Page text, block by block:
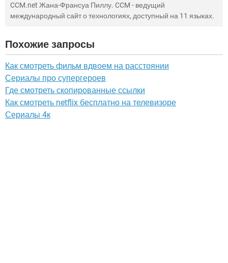
CCM.net Жана-Франсуа Пиллу. CCM - ведущий
международный сайт о технологиях, доступный на 11 языках.
Похожие запросы
Как смотреть фильм вдвоем на расстоянии
Сериалы про супергероев
Где смотреть скопированные ссылки
Как смотреть netflix бесплатно на телевизоре
Сериалы 4к